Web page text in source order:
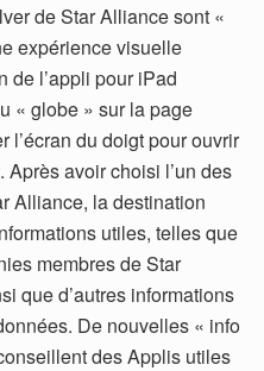
de Star Alliance sont «
expérience visuelle
de l’appli pour iPad
« globe » sur la page
l’écran du doigt pour ouvrir
Après avoir choisi l’un des
Alliance, la destination
utiles, telles que
membres de Star
que d’autres informations
De nouvelles « info
des Applis utiles